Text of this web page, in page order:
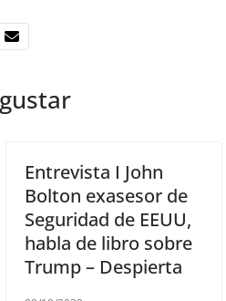
Entrevista I John
Bolton exasesor de
Seguridad de EEUU,
habla de libro sobre
Trump – Despierta